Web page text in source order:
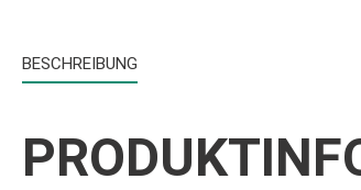
BESCHREIBUNG